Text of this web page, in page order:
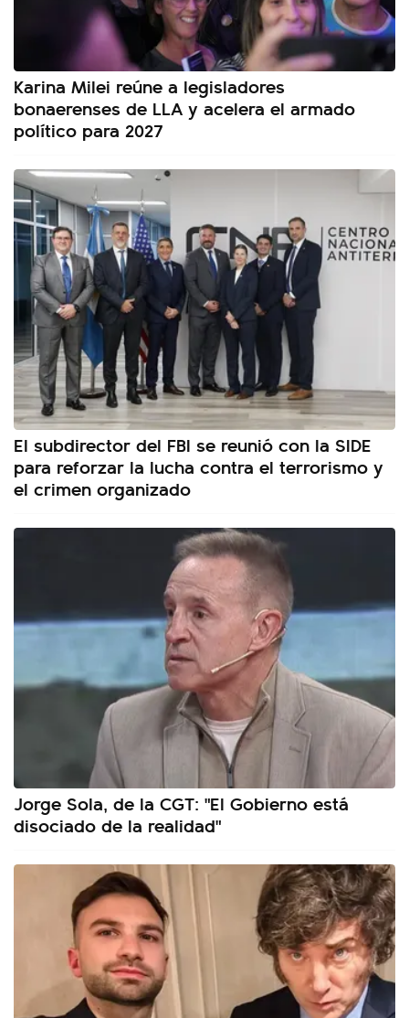
Karina Milei reúne a legisladores
bonaerenses de LLA y acelera el armado
político para 2027
El subdirector del FBI se reunió con la SIDE
para reforzar la lucha contra el terrorismo y
el crimen organizado
Jorge Sola, de la CGT: "El Gobierno está
disociado de la realidad"